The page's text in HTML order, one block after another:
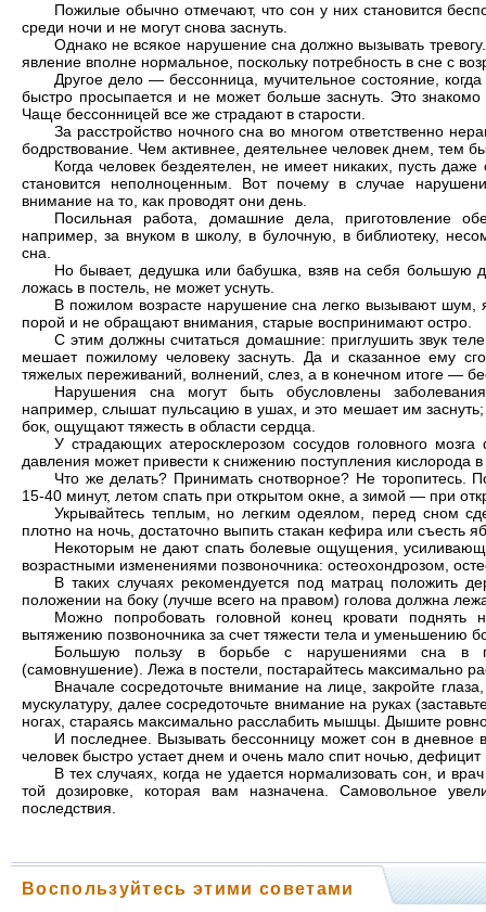
Пожилые обычно отмечают, что сон у них становится
среди ночи и не могут снова заснуть.
Однако не всякое нарушение сна должно вызывать
явление вполне нормальное, поскольку потребность в сне с
Другое дело — бессонница, мучительное состояние,
быстро просыпается и не может больше заснуть. Это
Чаще бессонницей все же страдают в старости.
За расстройство ночного сна во многом ответственно
бодрствование. Чем активнее, деятельнее человек днем, тем
Когда человек бездеятелен, не имеет никаких, пусть
становится неполноценным. Вот почему в случае
внимание на то, как проводят они день.
Посильная работа, домашние дела, приготовление
например, за внуком в школу, в булочную, в библиотеку,
сна.
Но бывает, дедушка или бабушка, взяв на себя большую
ложась в постель, не может уснуть.
В пожилом возрасте нарушение сна легко вызывают шум,
порой и не обращают внимания, старые воспринимают остро.
С этим должны считаться домашние: приглушить звук
мешает пожилому человеку заснуть. Да и сказанное ему
тяжелых переживаний, волнений, слез, а в конечном итоге —
Нарушения сна могут быть обусловлены
например, слышат пульсацию в ушах, и это мешает им
бок, ощущают тяжесть в области сердца.
У страдающих атеросклерозом сосудов головного
давления может привести к снижению поступления кислорода в
Что же делать? Принимать снотворное? Не торопитесь.
15-40 минут, летом спать при открытом окне, а зимой — при
Укрывайтесь теплым, но легким одеялом, перед сном
плотно на ночь, достаточно выпить стакан кефира или съесть
Некоторым не дают спать болевые ощущения,
возрастными изменениями позвоночника: остеохондрозом,
В таких случаях рекомендуется под матрац положить
положении на боку (лучше всего на правом) голова должна
Можно попробовать головной конец кровати поднять
вытяжению позвоночника за счет тяжести тела и уменьшению
Большую пользу в борьбе с нарушениями сна в
(самовнушение). Лежа в постели, постарайтесь максимально
Вначале сосредоточьте внимание на лице, закройте
мускулатуру, далее сосредоточьте внимание на руках
ногах, стараясь максимально расслабить мышцы. Дышите
И последнее. Вызывать бессонницу может сон в дневное
человек быстро устает днем и очень мало спит ночью,
В тех случаях, когда не удается нормализовать сон, и
той дозировке, которая вам назначена. Самовольное
последствия.
Воспользуйтесь этими советами